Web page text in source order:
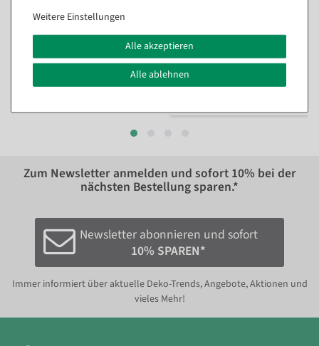
Sofort versandfähig.
27,31 €
22,95 EUR zzgl. ges. MwSt.
Artikel aktuell nicht lagernd.
Liefertermin der Ware noch
unbekannt.
32,07 €
Zum Newsletter anmelden und sofort 10% bei der
nächsten Bestellung sparen.*
Newsletter abonnieren und sofort
10% SPAREN*
Immer informiert über aktuelle Deko-Trends, Angebote, Aktionen und
vieles Mehr!
Weitere Einstellungen
Alle akzeptieren
Alle ablehnen